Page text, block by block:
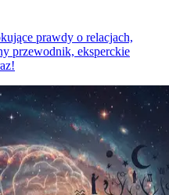
prawdy o relacjach,
przewodnik, eksperckie